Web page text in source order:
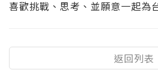
喜歡挑戰、思考、並願意一起為
返回列表